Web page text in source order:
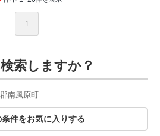
1
索しますか？
南風原町
条件をお気に入りする